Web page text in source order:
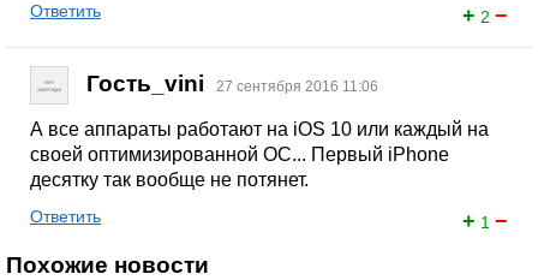
+ 2 −
Ответить
Гость_vini 27 сентября 2016 11:06
А все аппараты работают на iOS 10 или каждый на
своей оптимизированной ОС... Первый iPhone
десятку так вообще не потянет.
+ 1 −
Ответить
Похожие новости